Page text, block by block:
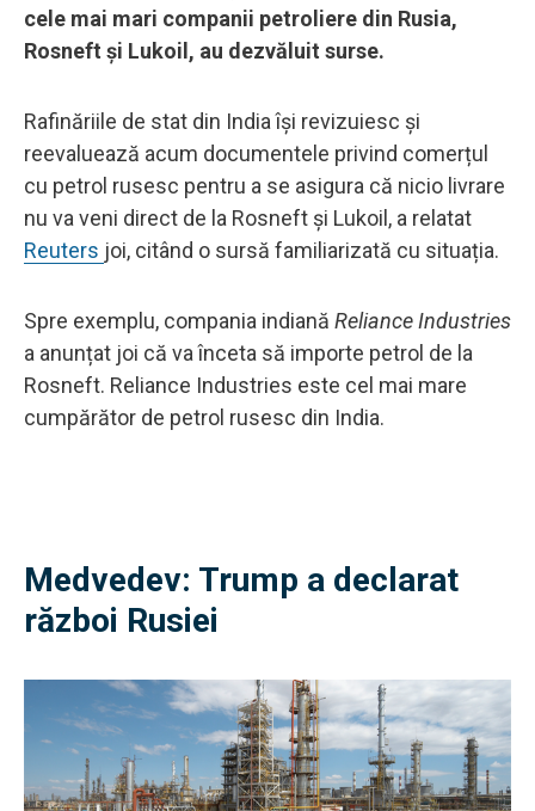
cele mai mari companii petroliere din Rusia,
Rosneft și Lukoil, au dezvăluit surse.
Rafinăriile de stat din India își revizuiesc și
reevaluează acum documentele privind comerțul
cu petrol rusesc pentru a se asigura că nicio livrare
nu va veni direct de la Rosneft și Lukoil, a relatat
Reuters joi, citând o sursă familiarizată cu situația.
Spre exemplu, compania indiană Reliance Industries
a anunțat joi că va înceta să importe petrol de la
Rosneft. Reliance Industries este cel mai mare
cumpărător de petrol rusesc din India.
Medvedev: Trump a declarat
război Rusiei